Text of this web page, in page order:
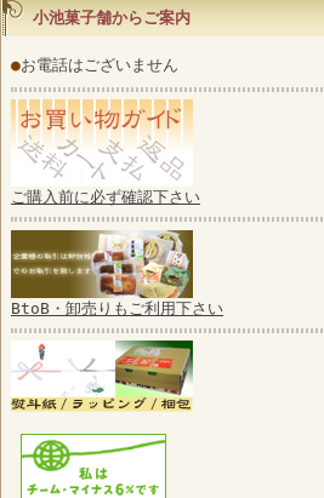
小池菓子舗からご案内
●お電話はございません
ご購入前に必ず確認下さい
BtoB・卸売りもご利用下さい